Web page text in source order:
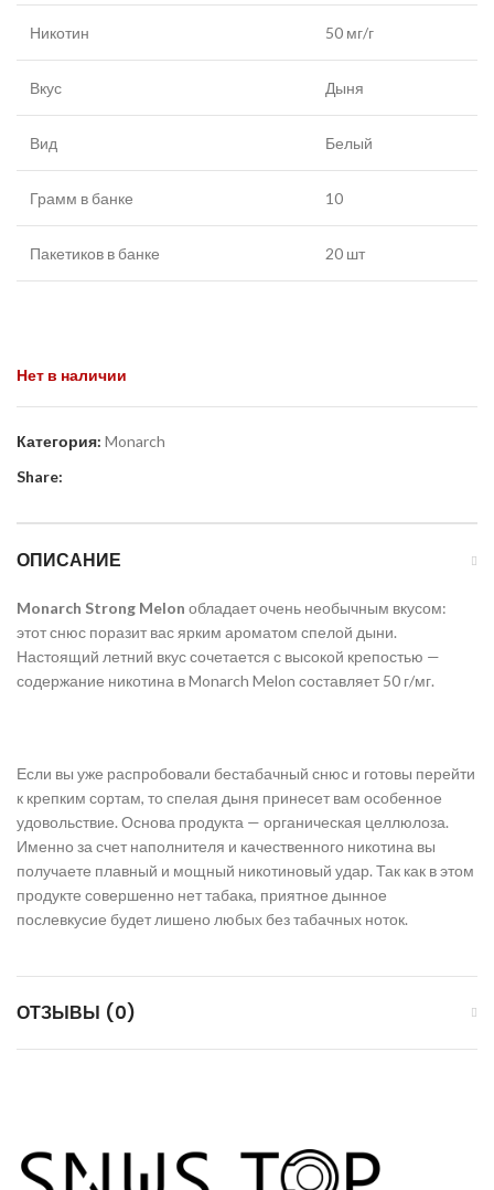
Никотин 50 мг/г
Вкус Дыня
Вид Белый
Грамм в банке 10
Пакетиков в банке 20 шт
Нет в наличии
Категория: Monarch
Share:
ОПИСАНИЕ
Monarch Strong Melon обладает очень необычным вкусом:
этот снюс поразит вас ярким ароматом спелой дыни.
Настоящий летний вкус сочетается с высокой крепостью —
содержание никотина в Monarch Melon составляет 50 г/мг.
Если вы уже распробовали бестабачный снюс и готовы перейти
к крепким сортам, то спелая дыня принесет вам особенное
удовольствие. Основа продукта — органическая целлюлоза.
Именно за счет наполнителя и качественного никотина вы
получаете плавный и мощный никотиновый удар. Так как в этом
продукте совершенно нет табака, приятное дынное
послевкусие будет лишено любых без табачных ноток.
ОТЗЫВЫ (0)